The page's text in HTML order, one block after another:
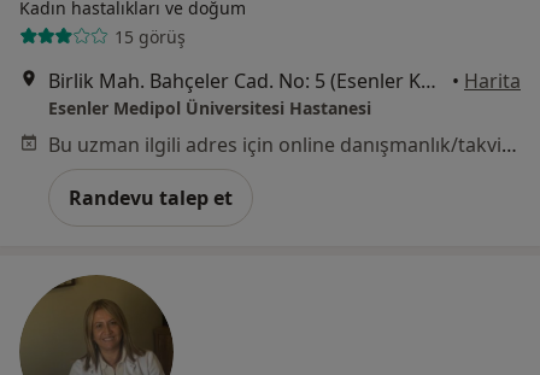
Kadın hastalıkları ve doğum
15 görüş
Birlik Mah. Bahçeler Cad. No: 5 (Esenler Kültür Merkezi Karşısı), Esenler • Harita
Esenler Medipol Üniversitesi Hastanesi
Bu uzman ilgili adres için online danışmanlık/takvim sunmuyor.
Randevu talep et